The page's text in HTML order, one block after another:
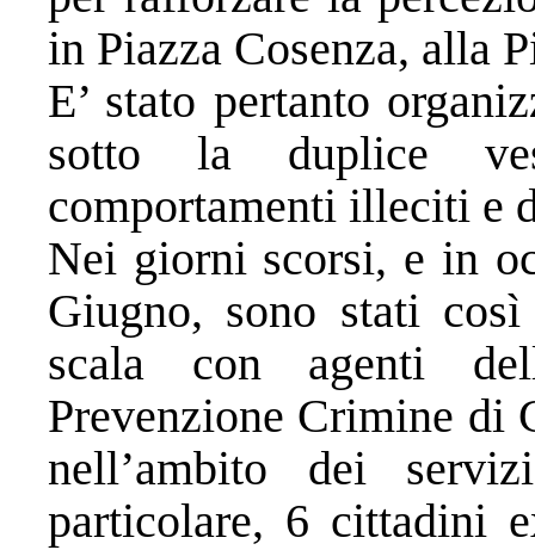
in Piazza Cosenza, alla
E’ stato pertanto
sotto la duplice
comportamenti illeciti e
Nei giorni scorsi, e in
Giugno, sono stati
scala con agenti
Prevenzione Crimine di
nell’ambito dei
particolare, 6 cittadini